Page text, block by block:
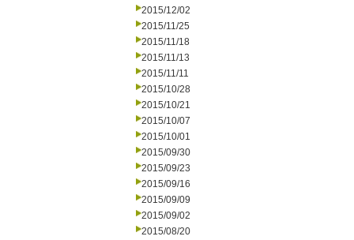
2015/12/02
2015/11/25
2015/11/18
2015/11/13
2015/11/11
2015/10/28
2015/10/21
2015/10/07
2015/10/01
2015/09/30
2015/09/23
2015/09/16
2015/09/09
2015/09/02
2015/08/20